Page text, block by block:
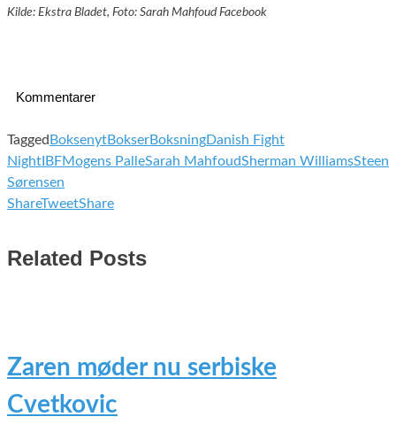
Kilde: Ekstra Bladet, Foto: Sarah Mahfoud Facebook
Kommentarer
Tagged BoksenytBokserBoksningDanish Fight
Night IBFMogens PalleSarah MahfoudSherman WilliamsSteen
Sørensen
ShareTweetShare
Related Posts
Zaren møder nu serbiske
Cvetkovic